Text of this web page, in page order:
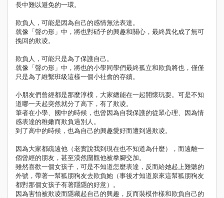
長中難以避免的一環。
欺負人，可能是因為自己的感情無法表達。
就像「聲の形」中，將也對硝子的興趣和關心，最終異化成了無可
挽回的欺凌。
欺負人，可能只是為了保護自己。
就像「聲の形」中，將也的小學同學們最終孤立和欺負將也，僅僅
只是為了維繫班級這樣一個小社會的存續。
小朋友們曾經都是那麼淳樸，大家總能在一起開懷玩耍。可是不知
道哪一天起突然就分了高下，有了欺凌。
筆者在小學、國中的時候，也曾因為自我保護的從眾心理、因為情
感表達的稚嫩而欺負過別人。
到了高中的時候，也為自己的興趣愛好而遭到過欺凌。
因為大家都疏遠他（老實說我到現在也不知道為什麼），而遠離一
個曾經的朋友，甚至漠然圍觀他被拳腳交加。
雖然喜歡一個女孩子，可是不知道怎麼表達，反而給她起上難聽的
外號，帶著一幫狐朋狗友去欺負她（事後才知道原來這幫狐朋狗友
都對那個女孩子有著隱隱的好意）。
因為害怕被欺凌而隱藏起自己的興趣，反而裝模作樣和欺負自己的